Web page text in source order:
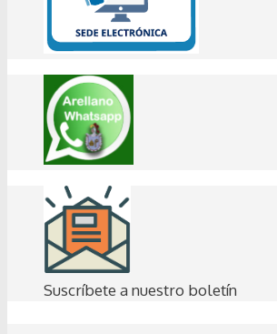
Suscríbete a nuestro boletín